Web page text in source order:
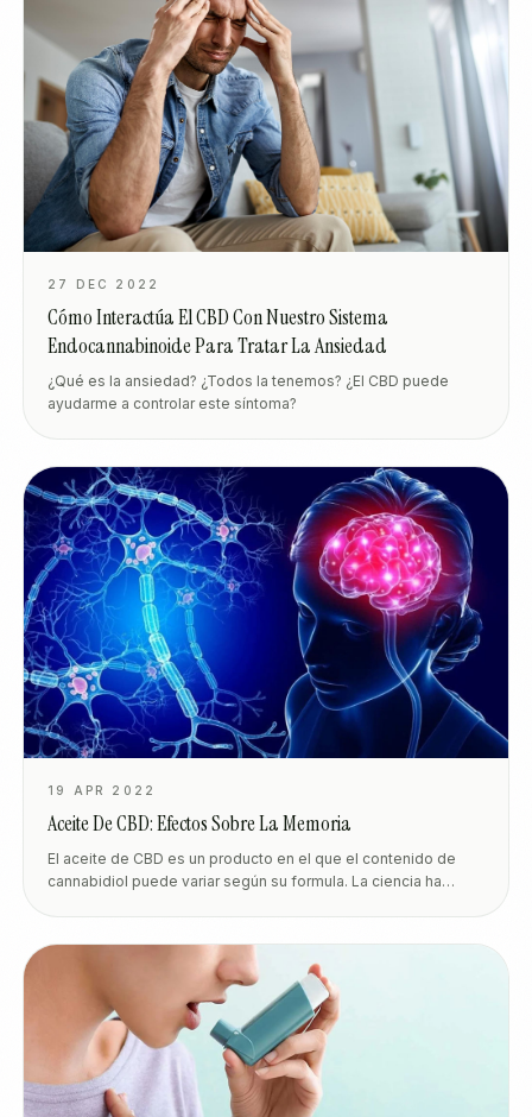
27 DEC 2022
Cómo Interactúa El CBD Con Nuestro Sistema
Endocannabinoide Para Tratar La Ansiedad
¿Qué es la ansiedad? ¿Todos la tenemos? ¿El CBD puede
ayudarme a controlar este síntoma?
19 APR 2022
Aceite De CBD: Efectos Sobre La Memoria
El aceite de CBD es un producto en el que el contenido de
cannabidiol puede variar según su formula. La ciencia ha